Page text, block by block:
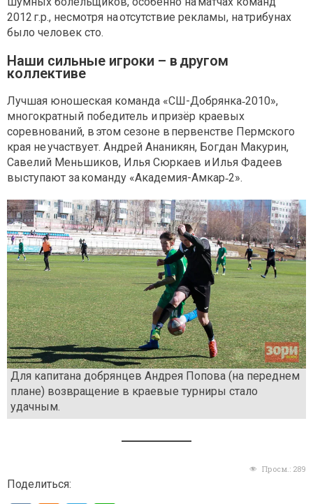
2012 г.р., несмотря на отсутствие рекламы, на трибунах
было человек сто.
Наши сильные игроки – в другом
коллективе
Лучшая юношеская команда «СШ-Добрянка‑2010»,
многократный победитель и призёр краевых
соревнований, в этом сезоне в первенстве Пермского
края не участвует. Андрей Ананикян, Богдан Макурин,
Савелий Меньшиков, Илья Сюркаев и Илья Фадеев
выступают за команду «Академия-Амкар‑2».
Для капитана добрянцев Андрея Попова (на переднем
плане) возвращение в краевые турниры стало
удачным.
Просм.: 289
Поделиться: